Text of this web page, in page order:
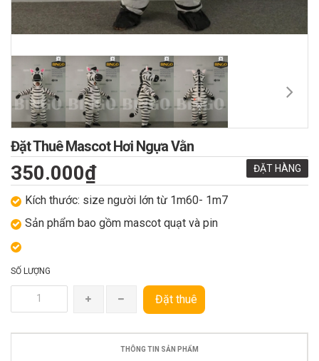
Đặt Thuê Mascot Hơi Ngựa Vằn
ĐẶT HÀNG
350.000₫
Kích thước: size người lớn từ 1m60- 1m7
Sản phẩm bao gồm mascot quạt và pin
SỐ LƯỢNG
Đặt thuê
THÔNG TIN SẢN PHẨM